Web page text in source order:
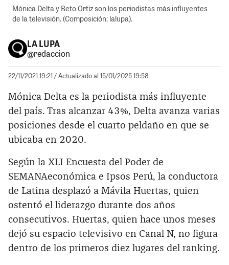
Mónica Delta y Beto Ortiz son los periodistas más influyentes
de la televisión. (Composición: lalupa).
LA LUPA
@redaccion
22/11/2021 19:21 / Actualizado al 15/01/2025 19:58
Mónica Delta es la periodista más influyente
del país. Tras alcanzar 43%, Delta avanza varias
posiciones desde el cuarto peldaño en que se
ubicaba en 2020.
Según la XLI Encuesta del Poder de
SEMANAeconómica e Ipsos Perú, la conductora
de Latina desplazó a Mávila Huertas, quien
ostentó el liderazgo durante dos años
consecutivos. Huertas, quien hace unos meses
dejó su espacio televisivo en Canal N, no figura
dentro de los primeros diez lugares del ranking.